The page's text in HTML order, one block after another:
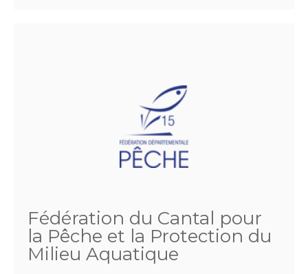
Fédération du Cantal pour
la Pêche et la Protection du
Milieu Aquatique